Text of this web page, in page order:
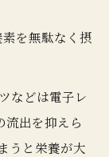
を無駄なく摂
などは電子レ
流出を抑えら
うと栄養が大